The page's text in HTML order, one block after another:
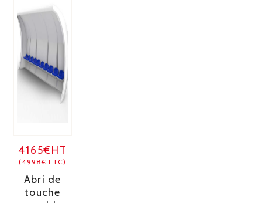
4165€HT
(4998€TTC)
Abri de
touche